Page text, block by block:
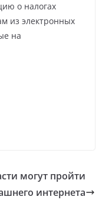
о налогах
из электронных
на
могут пройти
интернета